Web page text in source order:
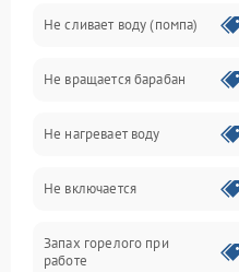
Водоснабжение
Слив
Программное обеспечение
Не сливает воду (помпа)
Не вращается барабан
Не нагревает воду
Не включается
Запах горелого при
работе